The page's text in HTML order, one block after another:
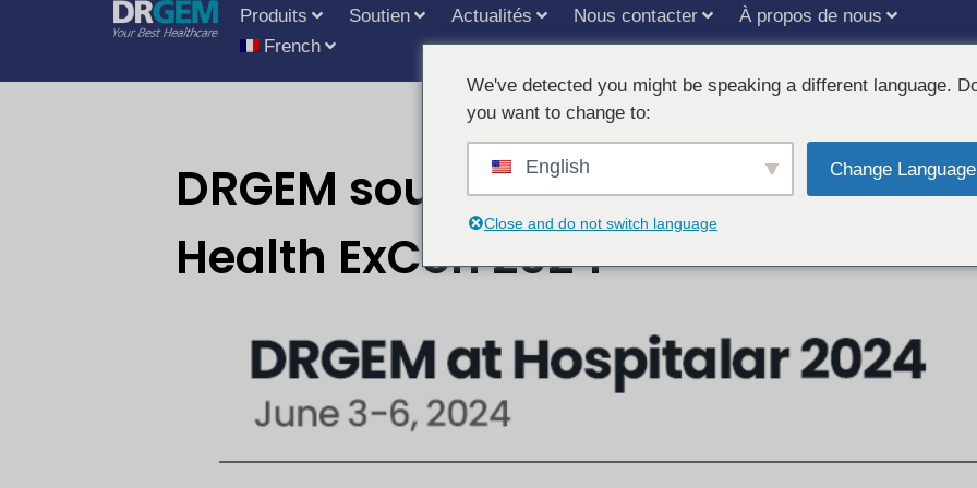
Produits Soutien Actualités Nous contacter
À propos de nous
French
DRGEM sous les feux de la rampe
Health ExCon 2024
We've detected you might be speaking a different language.
you want to change to:
English Change Language
Close and do not switch language